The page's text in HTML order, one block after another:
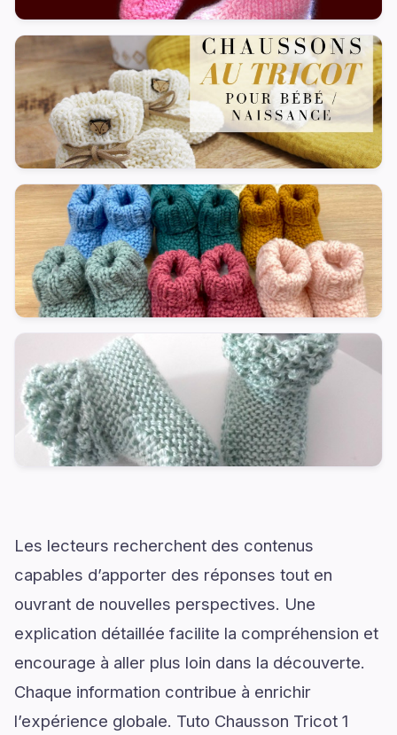
Les lecteurs recherchent des contenus
capables d’apporter des réponses tout en
ouvrant de nouvelles perspectives. Une
explication détaillée facilite la compréhension et
encourage à aller plus loin dans la découverte.
Chaque information contribue à enrichir
l’expérience globale. Tuto Chausson Tricot 1